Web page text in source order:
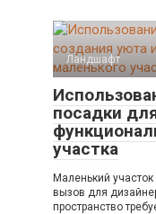
Ландшафт
посадки
участка
Маленький
вызов для
пространство